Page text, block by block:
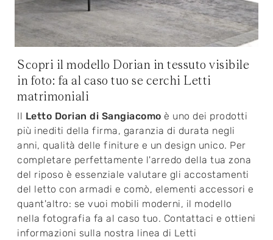
Scopri il modello Dorian in tessuto visibile
in foto: fa al caso tuo se cerchi Letti
matrimoniali
Il Letto Dorian di Sangiacomo è uno dei prodotti
più inediti della firma, garanzia di durata negli
anni, qualità delle finiture e un design unico. Per
completare perfettamente l'arredo della tua zona
del riposo è essenziale valutare gli accostamenti
del letto con armadi e comò, elementi accessori e
quant'altro: se vuoi mobili moderni, il modello
nella fotografia fa al caso tuo. Contattaci e ottieni
informazioni sulla nostra linea di Letti